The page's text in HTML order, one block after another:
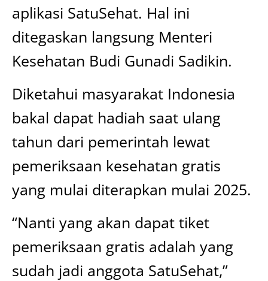
aplikasi SatuSehat. Hal ini
ditegaskan langsung Menteri
Kesehatan Budi Gunadi Sadikin.
Diketahui masyarakat Indonesia
bakal dapat hadiah saat ulang
tahun dari pemerintah lewat
pemeriksaan kesehatan gratis
yang mulai diterapkan mulai 2025.
“Nanti yang akan dapat tiket
pemeriksaan gratis adalah yang
sudah jadi anggota SatuSehat,”